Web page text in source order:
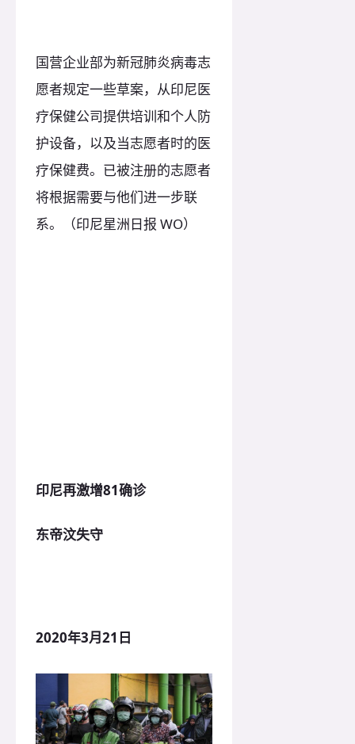
国营企业部为新冠肺炎病毒志
愿者规定一些草案，从印尼医
疗保健公司提供培训和个人防
护设备，以及当志愿者时的医
疗保健费。已被注册的志愿者
将根据需要与他们进一步联
系。（印尼星洲日报 WO）
印尼再激增81确诊
东帝汶失守
2020年3月21日